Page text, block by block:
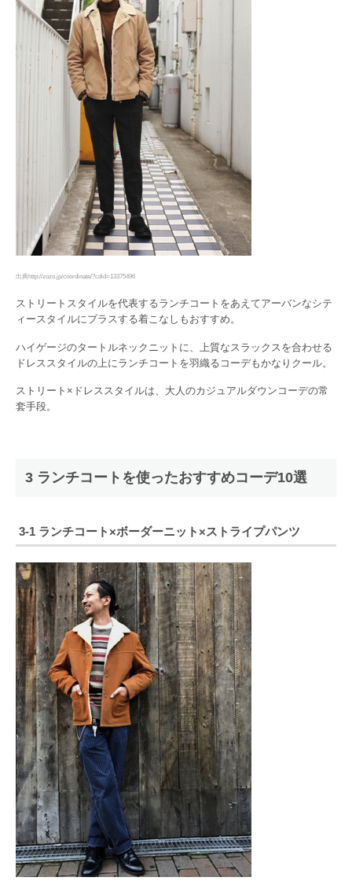
出典http://zozo.jp/coordinate/?cdid=13375496
ストリートスタイルを代表するランチコートをあえてアーバンなシテ
ィースタイルにプラスする着こなしもおすすめ。
ハイゲージのタートルネックニットに、上質なスラックスを合わせる
ドレススタイルの上にランチコートを羽織るコーデもかなりクール。
ストリート×ドレススタイルは、大人のカジュアルダウンコーデの常
套手段。
3 ランチコートを使ったおすすめコーデ10選
3-1 ランチコート×ボーダーニット×ストライプパンツ